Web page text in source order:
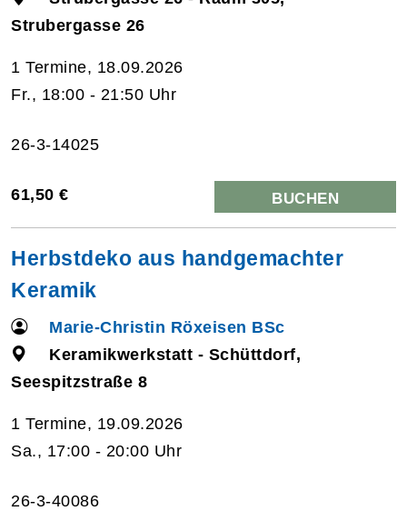
Strubergasse 26
1 Termine, 18.09.2026
Fr., 18:00 - 21:50 Uhr
26-3-14025
61,50 € BUCHEN
Herbstdeko aus handgemachter
Keramik
Marie-Christin Röxeisen BSc
Keramikwerkstatt - Schüttdorf,
Seespitzstraße 8
1 Termine, 19.09.2026
Sa., 17:00 - 20:00 Uhr
26-3-40086